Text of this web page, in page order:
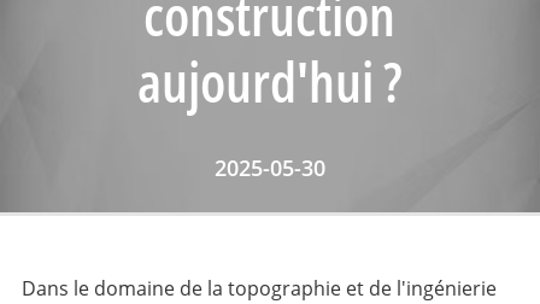
aujourd'hui ?
2025-05-30
Dans le domaine de la topographie et de l'ingénierie